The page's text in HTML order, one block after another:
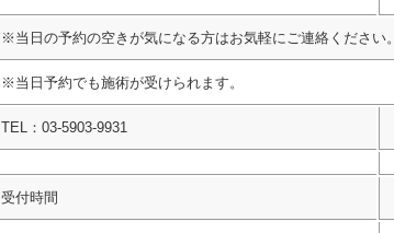
※当日の予約の空きが気になる方はお気軽にご連絡ください。
※当日予約でも施術が受けられます。
TEL：03-5903-9931
受付時間